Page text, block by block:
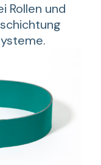
Rollen und